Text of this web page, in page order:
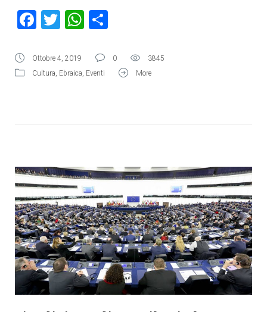
Facebook
TwitterWhatsApp
Ottobre 4, 2019 0
3845
Cultura, Ebraica, Eventi More